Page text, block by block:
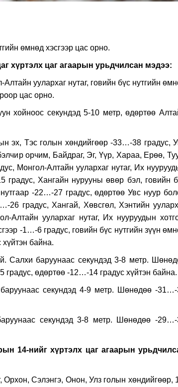
өмнөд хэсгээр цас орно.
хүртэлх цаг агаарын урьдчилсан мэдээ:
уулархаг нутаг, говийн бүс нутгийн
цас орно.
хойноос секундэд 5-10 метр, өдөртөө
эх, Тэс голын хөндийгөөр -33…-38 градус,
орчим, Байдраг, Эг, Үүр, Хараа, Ерөө,
Монгол-Алтайн уулархаг нутаг, Их
градус, Хангайн нурууны өвөр бэл, говийн
-22…-27 градус, өдөртөө Увс нуур
градус, Хангай, Хөвсгөл, Хэнтийн
Алтайн уулархаг нутаг, Их нууруудын
-1…-6 градус, говийн бүс нутгийн зүүн
байна.
Салхи баруунаас секундэд 3-8 метр.
өдөртөө -12…-14 градус хүйтэн байна.
секундэд 4-9 метр. Шөнөдөө -
секундэд 3-8 метр. Шөнөдөө -29…-
14-нийг хүртэлх цаг агаарын
Сэлэнгэ, Онон, Улз голын хөндийгөөр,